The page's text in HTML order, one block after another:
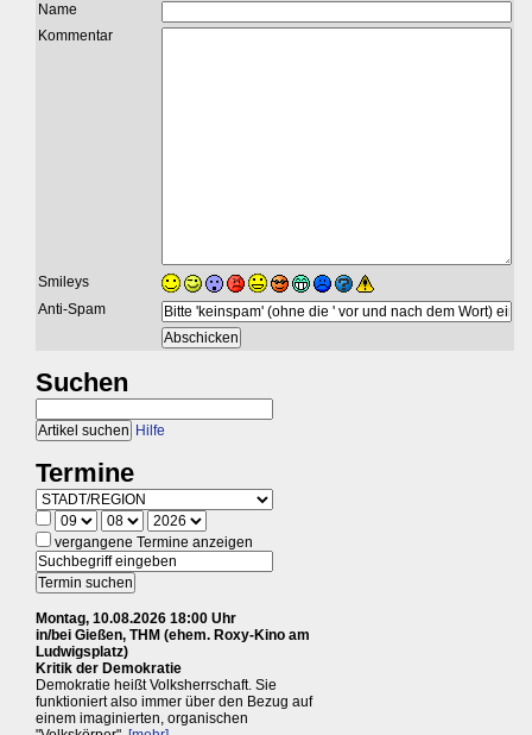
Name
Kommentar
Smileys
Anti-Spam
Suchen
Hilfe
Termine
vergangene Termine anzeigen
Montag, 10.08.2026 18:00 Uhr
in/bei Gießen, THM (ehem. Roxy-Kino am
Ludwigsplatz)
Kritik der Demokratie
Demokratie heißt Volksherrschaft. Sie
funktioniert also immer über den Bezug auf
einem imaginierten, organischen